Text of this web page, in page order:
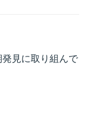
見に取り組んで